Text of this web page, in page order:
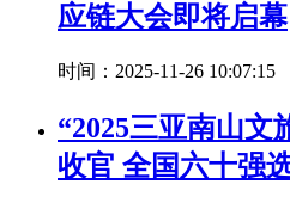
应链大会即将启幕
时间：2025-11-26 10:07:15
“2025三亚南山文
收官 全国六十强